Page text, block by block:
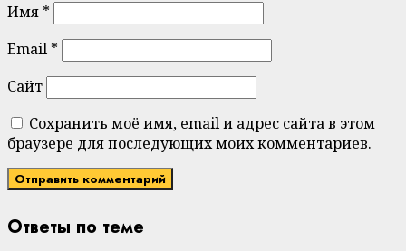
Имя *
Email *
Сайт
Сохранить моё имя, email и адрес сайта в этом
браузере для последующих моих комментариев.
Ответы по теме